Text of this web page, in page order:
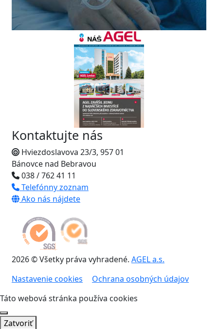
Kontaktujte nás
Hviezdoslavova 23/3, 957 01
Bánovce nad Bebravou
038 / 762 41 11
Telefónny zoznam
Ako nás nájdete
2026 © Všetky práva vyhradené. AGEL a.s.
Nastavenie cookies
Ochrana osobných údajov
Táto webová stránka používa cookies
Zatvoriť